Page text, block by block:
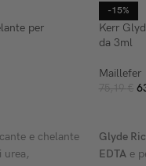
per
e chelante
urea,
-15%
Kerr
da 3ml
Maillefer
75,19€
Glyde
EDTAe